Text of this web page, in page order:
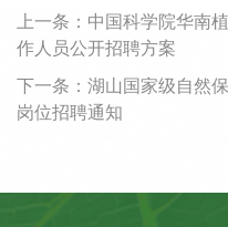
上一条： 中国科学院华南
作人员公开招聘方案
下一条： 湖山国家级自然
岗位招聘通知